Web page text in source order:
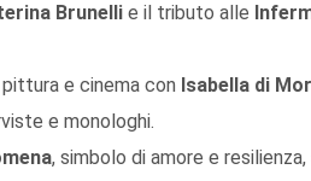
Brunelli e il tributo alle
e cinema con Isabella di
e monologhi.
, simbolo di amore e